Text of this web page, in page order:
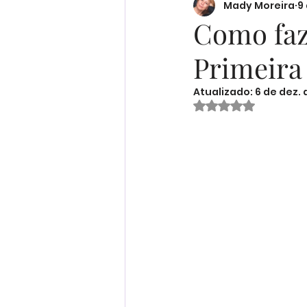
Desenvolvimento
Receitas Ser Mulher
Desenvolvimento Infantil
Como
Mady Moreira 9
Atualizado: 6 de dez.
Avaliado com